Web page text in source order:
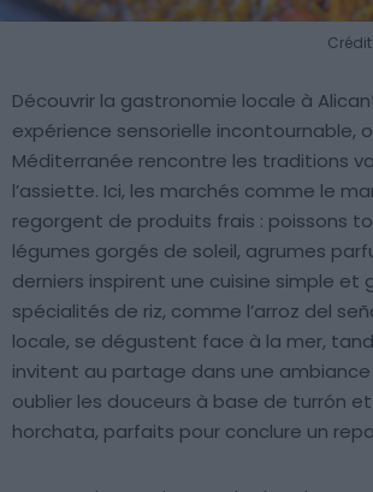
Découvrir la gastronomie locale à
expérience sensorielle incontournable,
Méditerranée rencontre les traditions
l’assiette. Ici, les marchés comme le
regorgent de produits frais : poissons
légumes gorgés de soleil, agrumes
derniers inspirent une cuisine simple et
spécialités de riz, comme l’arroz del
locale, se dégustent face à la mer,
invitent au partage dans une ambiance
oublier les douceurs à base de turrón
horchata, parfaits pour conclure un